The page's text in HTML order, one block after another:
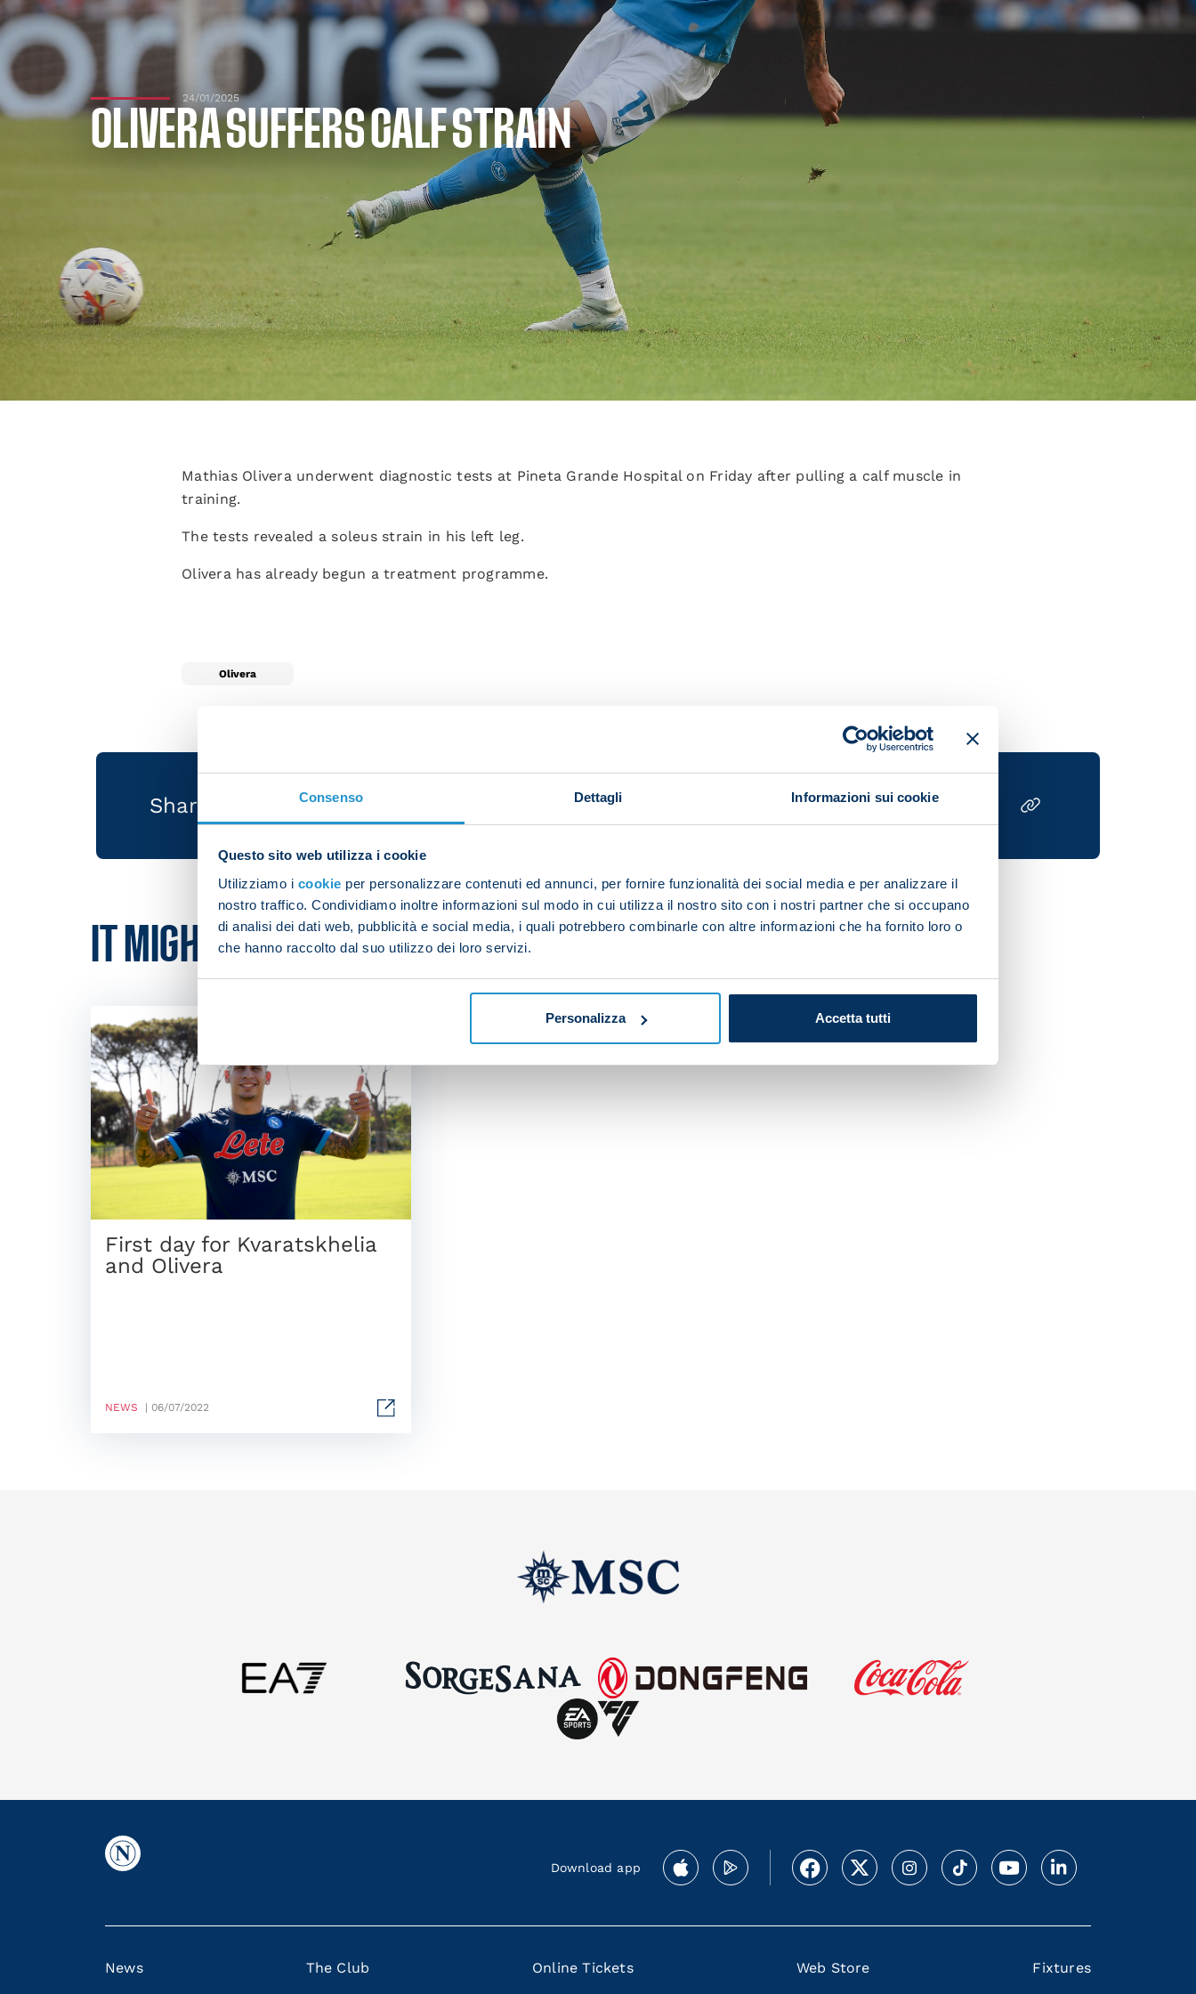
Consenso Dettagli Informazioni sui cookie
Questo sito web utilizza i cookie
Utilizziamo i cookie per personalizzare contenuti ed annunci, per fornire funzionalità dei social media e per analizzare il
nostro traffico. Condividiamo inoltre informazioni sul modo in cui utilizza il nostro sito con i nostri partner che si occupano
di analisi dei dati web, pubblicità e social media, i quali potrebbero combinarle con altre informazioni che ha fornito loro o
che hanno raccolto dal suo utilizzo dei loro servizi.
Personalizza Accetta tutti
24/01/2025
OLIVERA SUFFERS CALF STRAIN
Mathias Olivera underwent diagnostic tests at Pineta Grande Hospital on Friday after pulling a calf muscle in
training.
The tests revealed a soleus strain in his left leg.
Olivera has already begun a treatment programme.
Olivera
Share the article with your friends and support the team
IT MIGHT ALSO INTEREST YOU
First day for Kvaratskhelia
and Olivera
NEWS | 06/07/2022
Download app
News The Club Online Tickets Web Store Fixtures